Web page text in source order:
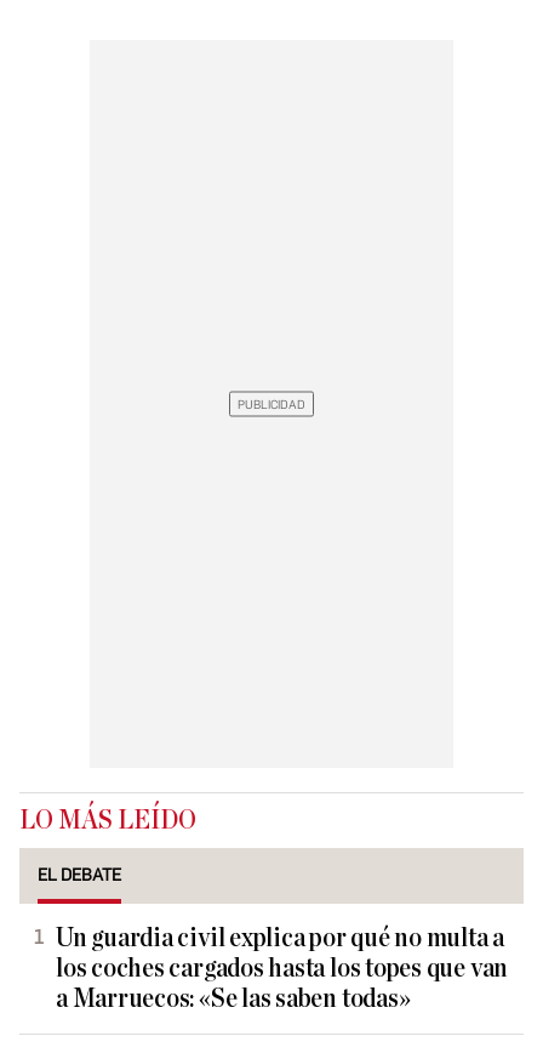
LO MÁS LEÍDO
EL DEBATE
Un guardia civil explica por qué no multa a
los coches cargados hasta los topes que van
a Marruecos: «Se las saben todas»